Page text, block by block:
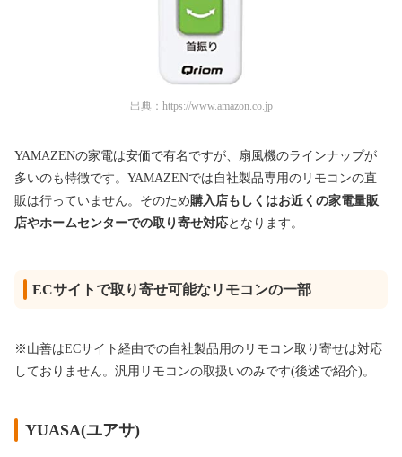
出典： https://www.amazon.co.jp
YAMAZENの家電は安価で有名ですが、扇風機のラインナップが
多いのも特徴です。YAMAZENでは自社製品専用のリモコンの直
販は行っていません。そのため購入店もしくはお近くの家電量販
店やホームセンターでの取り寄せ対応となります。
ECサイトで取り寄せ可能なリモコンの一部
※山善はECサイト経由での自社製品用のリモコン取り寄せは対応
しておりません。汎用リモコンの取扱いのみです(後述で紹介)。
YUASA(ユアサ)